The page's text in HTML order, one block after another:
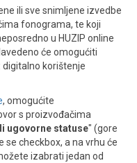
ili sve snimljene izvedbe
fonograma, te koji
u HUZIP online
će omogućiti
korištenje
, omogućite
s proizvođačima
ugovorne statuse" (gore
se checkbox, a na vrhu će
izabrati jedan od